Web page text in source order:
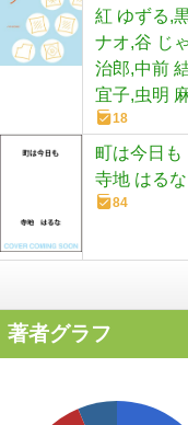
紅 ゆずる,
ナオ,谷 じ
治郎,中前
宜子,虫明
18
町は今日も
寺地 はるな
84
著者グラフ